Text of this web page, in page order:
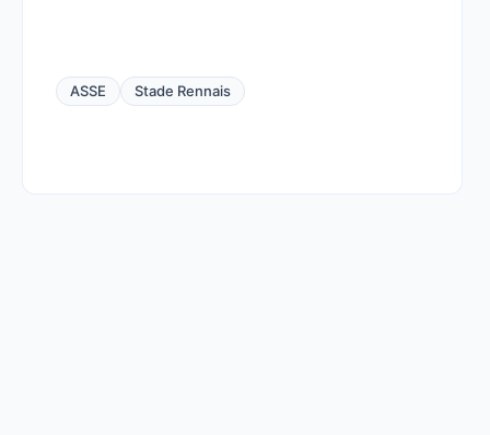
ASSE Stade Rennais